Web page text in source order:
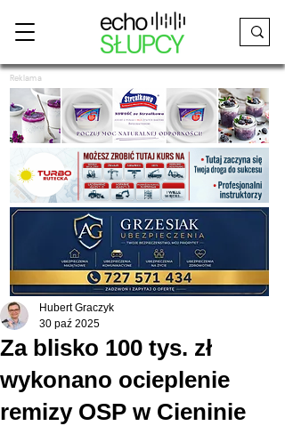
Reklama
Za blisko 100 tys. zł
wykonano ocieplenie
remizy OSP w Cieninie
Hubert Graczyk
30 paź 2025